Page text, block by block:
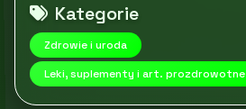
Kategorie
Zdrowie i uroda
Leki, suplementy i art. prozdrowotne